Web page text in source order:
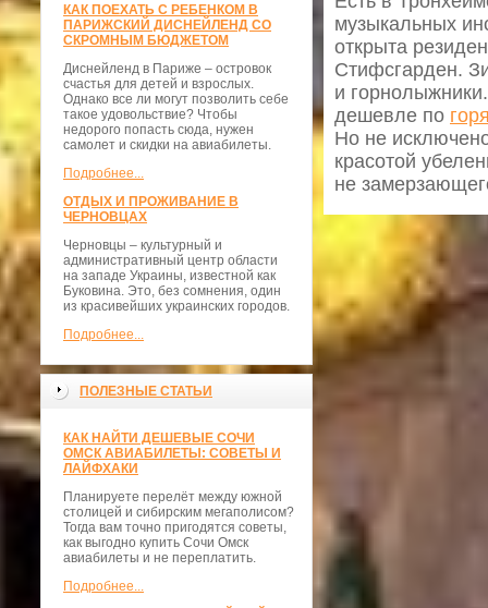
КАК ПОЕХАТЬ С РЕБЕНКОМ В
ПАРИЖСКИЙ ДИСНЕЙЛЕНД СО
СКРОМНЫМ БЮДЖЕТОМ
Диснейленд в Париже – островок
счастья для детей и взрослых.
Однако все ли могут позволить себе
такое удовольствие? Чтобы
недорого попасть сюда, нужен
самолет и скидки на авиабилеты.
Подробнее...
ОТДЫХ И ПРОЖИВАНИЕ В
ЧЕРНОВЦАХ
Черновцы – культурный и
административный центр области
на западе Украины, известной как
Буковина. Это, без сомнения, один
из красивейших украинских городов.
Подробнее...
ПОЛЕЗНЫЕ СТАТЬИ
КАК НАЙТИ ДЕШЕВЫЕ СОЧИ
ОМСК АВИАБИЛЕТЫ: СОВЕТЫ И
ЛАЙФХАКИ
Планируете перелёт между южной
столицей и сибирским мегаполисом?
Тогда вам точно пригодятся советы,
как выгодно купить Сочи Омск
авиабилеты и не переплатить.
Подробнее...
музыкальных
открыта
Стифсгарден.
и
дешевле по
Но не
красотой
не